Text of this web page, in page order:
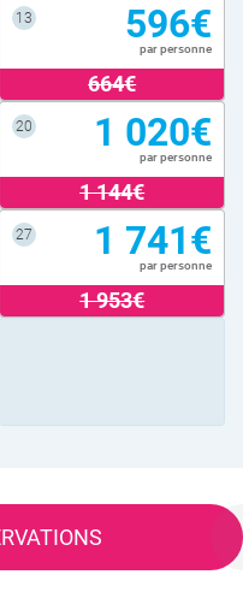
13 596€
par personne
664€
20 1 020€
par personne
1 144€
27 1 741€
par personne
1 953€